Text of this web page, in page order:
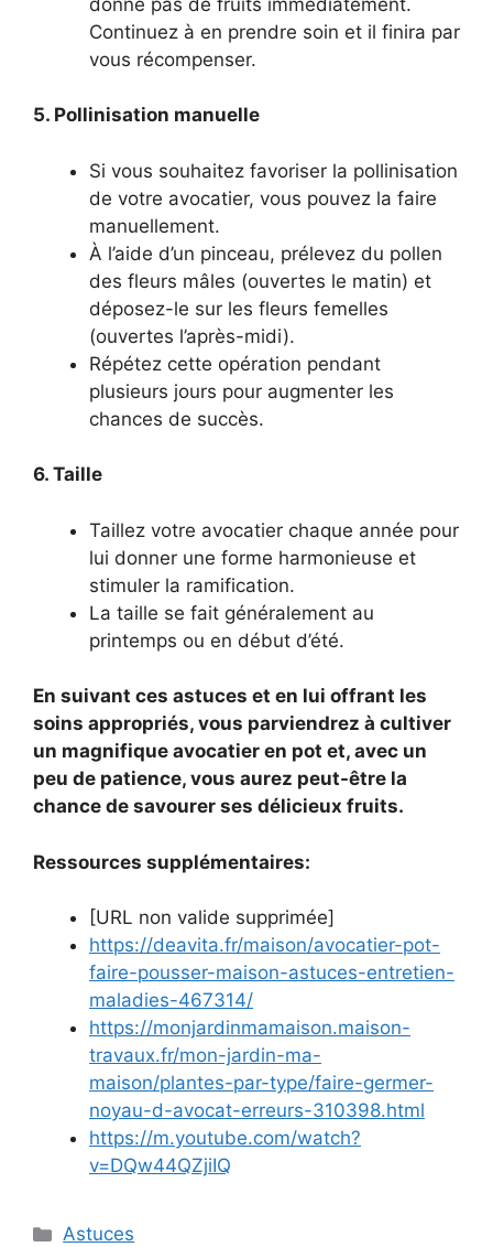
Continuez à en prendre soin et il finira par
vous récompenser.
5. Pollinisation manuelle
Si vous souhaitez favoriser la pollinisation
de votre avocatier, vous pouvez la faire
manuellement.
À l’aide d’un pinceau, prélevez du pollen
des fleurs mâles (ouvertes le matin) et
déposez-le sur les fleurs femelles
(ouvertes l’après-midi).
Répétez cette opération pendant
plusieurs jours pour augmenter les
chances de succès.
6. Taille
Taillez votre avocatier chaque année pour
lui donner une forme harmonieuse et
stimuler la ramification.
La taille se fait généralement au
printemps ou en début d’été.
En suivant ces astuces et en lui offrant les
soins appropriés, vous parviendrez à cultiver
un magnifique avocatier en pot et, avec un
peu de patience, vous aurez peut-être la
chance de savourer ses délicieux fruits.
Ressources supplémentaires:
[URL non valide supprimée]
https://deavita.fr/maison/avocatier-pot-
faire-pousser-maison-astuces-entretien-
maladies-467314/
https://monjardinmamaison.maison-
travaux.fr/mon-jardin-ma-
maison/plantes-par-type/faire-germer-
noyau-d-avocat-erreurs-310398.html
https://m.youtube.com/watch?
v=DQw44QZjiIQ
Categories
Astuces